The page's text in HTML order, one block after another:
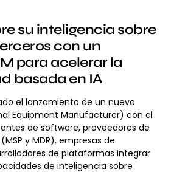
su inteligencia sobre
con un
para acelerar la
basada en IA
el lanzamiento de un nuevo
Equipment Manufacturer) con el
de software, proveedores de
y MDR), empresas de
de plataformas integrar
de inteligencia sobre